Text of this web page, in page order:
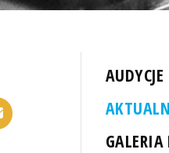
AUDYCJE